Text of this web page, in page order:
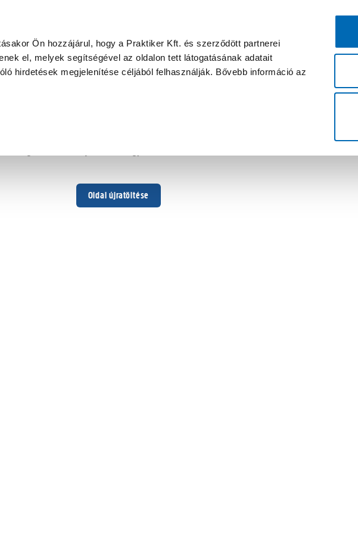
Ön hozzájárul, hogy a Praktiker Kft. és szerződött partnerei
el, melyek segítségével az oldalon tett látogatásának adatait
hirdetések megjelenítése céljából felhasználják. Bővebb információ az
Oldal újratöltése